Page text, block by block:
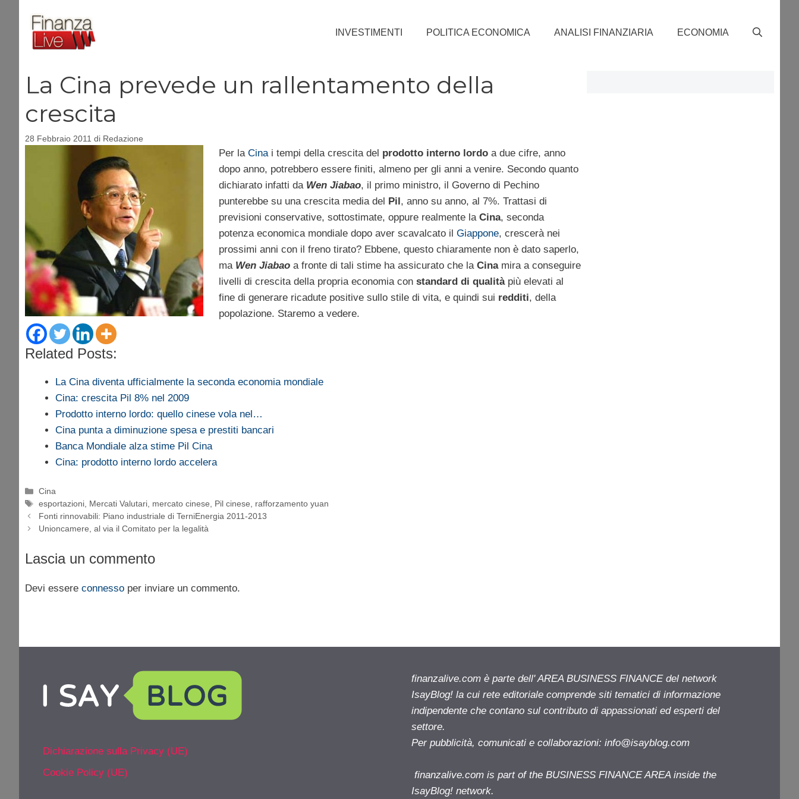
contenuto
INVESTIMENTI POLITICA ECONOMICA ANALISI FINANZIARIA ECONOMIA
La Cina prevede un rallentamento della
crescita
28 Febbraio 2011 di Redazione
Per la Cinai tempi della crescita del prodotto interno lordoa due cifre, anno
dopo anno, potrebbero essere finiti, almeno per gli anni a venire. Secondo quanto
dichiarato infatti da Wen Jiabao, il primo ministro, il Governo di Pechino
punterebbe su una crescita media del Pil, anno su anno, al 7%. Trattasi di
previsioni conservative, sottostimate, oppure realmente la Cina, seconda
potenza economica mondiale dopo aver scavalcato il Giappone, crescerà nei
prossimi anni con il freno tirato? Ebbene, questo chiaramente non è dato saperlo,
ma Wen Jiabaoa fronte di tali stime ha assicurato che la Cina mira a conseguire
livelli di crescita della propria economia con standard di qualitàpiù elevati al
fine di generare ricadute positive sullo stile di vita, e quindi sui redditi, della
popolazione. Staremo a vedere.
Related Posts:
La Cina diventa ufficialmente la seconda economia mondiale
Cina: crescita Pil 8% nel 2009
Prodotto interno lordo: quello cinese vola nel…
Cina punta a diminuzione spesa e prestiti bancari
Banca Mondiale alza stime Pil Cina
Cina: prodotto interno lordo accelera
Categorie
Cina
Tag
esportazioni Mercati Valutari mercato cinese Pil cinese
rafforzamento yuan
Fonti rinnovabili: Piano industriale di TerniEnergia 2011-2013
Unioncamere, al via il Comitato per la legalità
Lascia un commento
Devi essere connesso per inviare un commento.
Dichiarazione sulla Privacy (UE)
Cookie Policy (UE)
finanzalive.com è parte dell' AREA BUSINESS FINANCE del network
IsayBlog! la cui rete editoriale comprende siti tematici di informazione
indipendente che contano sul contributo di appassionati ed esperti del
settore.
Per pubblicità, comunicati e collaborazioni: info@isayblog.com
finanzalive.com is part of the BUSINESS FINANCE AREA inside the
IsayBlog! network.